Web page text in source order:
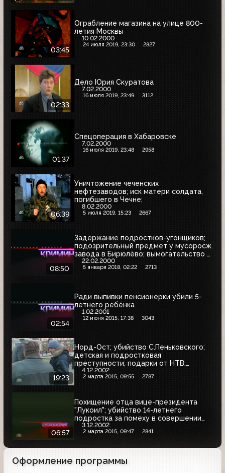
03:45
Ограбление магазина на улице 800-
летия Москвы
10.02.2000
24 июля 2019, 23:30 2827
02:33
Дело Юрия Скуратова
7.02.2000
16 июля 2019, 23:49 3112
01:37
Спецоперация в Хабаровске
7.02.2000
16 июля 2019, 23:48 2958
06:39
Уничтожение чеченских
нефтезаводов; иск матери солдата,
погибшего в Чечне;
8.02.2000
5 июля 2019, 15:23 2667
08:50
Задержание подростков-угонщиков;
подозрительный предмет у мусоросж.
завода в Бирюлёво; вымогательство у
дальнобойщиков в Челябинске
22.02.2000
5 января 2018, 02:22 2713
02:54
Ради выпивки пенсионерки убили 5-
летнего ребёнка
1.02.2001
12 июня 2015, 17:38 3043
19:23
Норд-Ост; убийство С.Пеньковского;
детская и подростковая
преступности; подарки от НТВ;
лохотрон; аферисты из "ритуальных
услуг"; индицент в Брянске; убийство
4.12.2002
2 марта 2015, 09:55 2787
06:57
Похищение отца вице-президента
"Лукоил"; убийство 14-летнего
подростка за помеху в совершении
ограбления; убийства на автостоянке и
в бистро
3.12.2002
2 марта 2015, 09:47 2841
Оформление программы